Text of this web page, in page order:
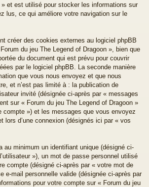
» et est utilisé pour stocker les informations sur
lus, ce qui améliore votre navigation sur le
créer des cookies externes au logiciel phpBB
du jeu The Legend of Dragoon », bien que
du document qui est prévu pour couvrir
par le logiciel phpBB. La seconde manière
que vous nous envoyez et que nous
et n’est pas limité à : la publication de
invité (désignée ci-après par « messages
sur « Forum du jeu The Legend of Dragoon »
compte ») et les messages que vous envoyez
lors d’une connexion (désignés ici par « vos
au minimum un identifiant unique (désigné ci-
»), un mot de passe personnel utilisé
compte (désigné ci-après par « votre mot de
e-mail personnelle valide (désignée ci-après par
pour votre compte sur « Forum du jeu